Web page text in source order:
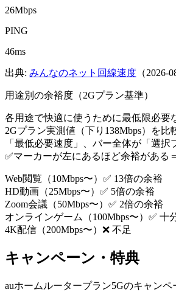
26Mbps
PING
46ms
出典: みんなのネット回線速度 （2026-
用途別の余裕度（2Gプラン基準）
各用途で快適に使うために最低限必要
2Gプラン実測値（下り 138Mbps）を比
「最低必要速度」、バー全体が「選択
✅マーカーが左にあるほど余裕がある
Web閲覧 （10Mbps〜） ✅ 13倍の余裕
HD動画 （25Mbps〜） ✅ 5倍の余裕
Zoom会議 （50Mbps〜） ✅ 2倍の余裕
オンラインゲーム
（100Mbps〜） ✅ 十
4K配信 （200Mbps〜） ❌ 不足
キャンペーン・特典
auホームルータープラン5Gのキャンペ